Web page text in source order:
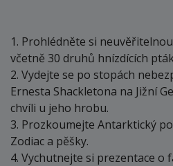
1. Prohlédněte si
včetně 30 druhů hnízdících
2. Vydejte se po stopách
Ernesta Shackletona na Jižní
chvíli u jeho hrobu.
3. Prozkoumejte Antarktický
Zodiac a pěšky.
4. Vychutnejte si prezentace o